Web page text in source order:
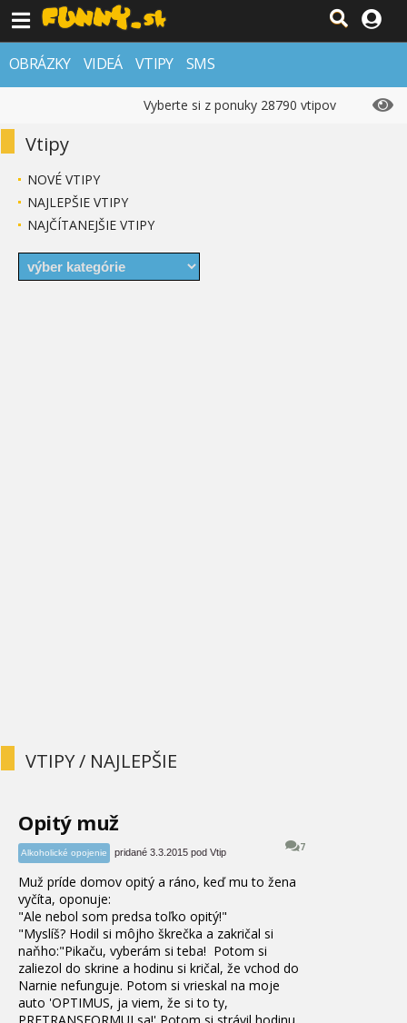
OBRÁZKY VIDEÁ VTIPY SMS
Vyberte si z ponuky 28790 vtipov
Vtipy
NOVÉ VTIPY
NAJLEPŠIE VTIPY
NAJČÍTANEJŠIE VTIPY
VTIPY / NAJLEPŠIE
Opitý muž
7
Alkoholické opojenie pridané 3.3.2015 pod Vtip
Muž príde domov opitý a ráno, keď mu to žena
vyčíta, oponuje:
"Ale nebol som predsa toľko opitý!"
"Myslíš? Hodil si môjho škrečka a zakričal si
naňho:"Pikaču, vyberám si teba! Potom si
zaliezol do skrine a hodinu si kričal, že vchod do
Narnie nefunguje. Potom si vrieskal na moje
auto 'OPTIMUS, ja viem, že si to ty,